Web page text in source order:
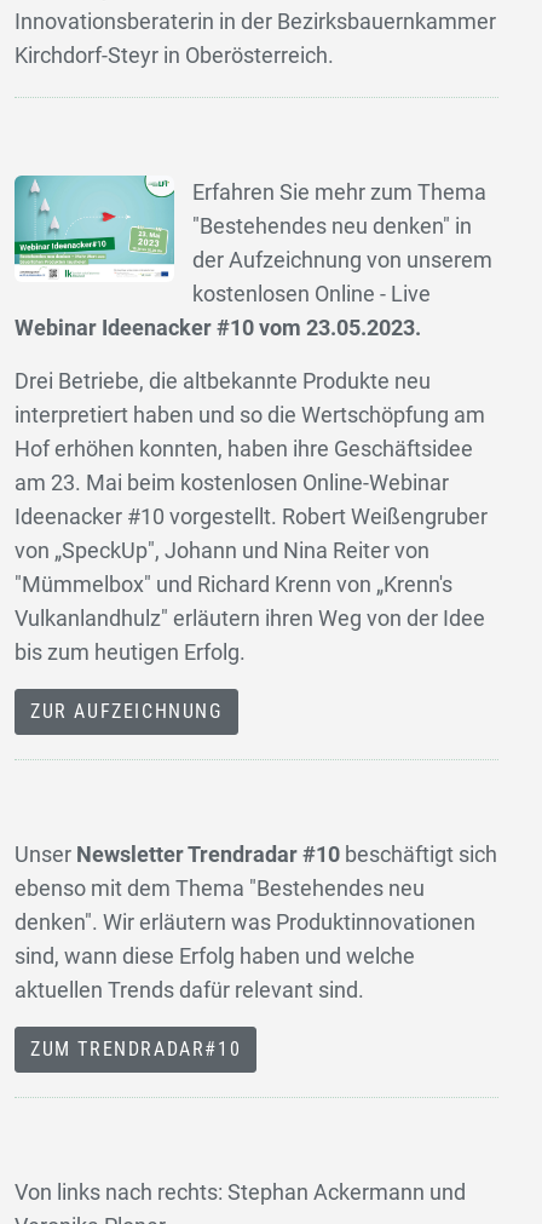
Innovationsberaterin in der Bezirksbauernkammer
Kirchdorf-Steyr in Oberösterreich.
Erfahren Sie mehr zum Thema
"Bestehendes neu denken" in
der Aufzeichnung von unserem
kostenlosen Online - Live
Webinar Ideenacker #10 vom 23.05.2023.
Drei Betriebe, die altbekannte Produkte neu
interpretiert haben und so die Wertschöpfung am
Hof erhöhen konnten, haben ihre Geschäftsidee
am 23. Mai beim kostenlosen Online-Webinar
Ideenacker #10 vorgestellt. Robert Weißengruber
von „SpeckUp", Johann und Nina Reiter von
"Mümmelbox" und Richard Krenn von „Krenn's
Vulkanlandhulz" erläutern ihren Weg von der Idee
bis zum heutigen Erfolg.
ZUR AUFZEICHNUNG
Unser Newsletter Trendradar #10 beschäftigt sich
ebenso mit dem Thema "Bestehendes neu
denken". Wir erläutern was Produktinnovationen
sind, wann diese Erfolg haben und welche
aktuellen Trends dafür relevant sind.
ZUM TRENDRADAR#10
Von links nach rechts: Stephan Ackermann und